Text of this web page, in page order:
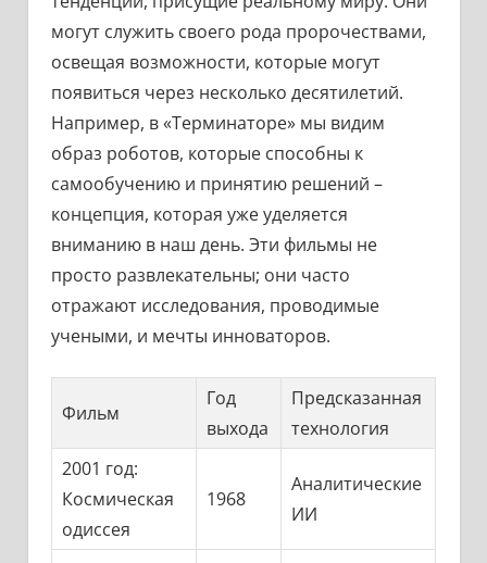
могут служить своего рода пророчествами,
освещая возможности, которые могут
появиться через несколько десятилетий.
Например, в «Терминаторе» мы видим
образ роботов, которые способны к
самообучению и принятию решений –
концепция, которая уже уделяется
вниманию в наш день. Эти фильмы не
просто развлекательны; они часто
отражают исследования, проводимые
учеными, и мечты инноваторов.
Фильм
Год
выхода
Предсказанная
технология
2001 год:
Космическая
одиссея
1968
Аналитические
ИИ